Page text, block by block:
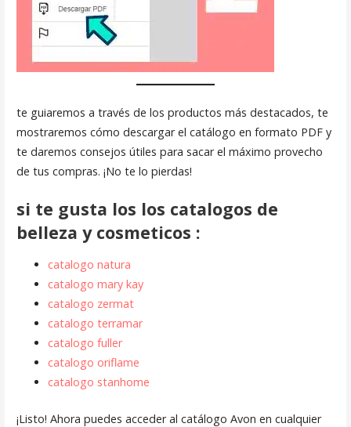
te guiaremos a través de los productos más destacados, te
mostraremos cómo descargar el catálogo en formato PDF y
te daremos consejos útiles para sacar el máximo provecho
de tus compras. ¡No te lo pierdas!
si te gusta los los catalogos de
belleza y cosmeticos :
catalogo natura
catalogo mary kay
catalogo zermat
catalogo terramar
catalogo fuller
catalogo oriflame
catalogo stanhome
¡Listo! Ahora puedes acceder al catálogo Avon en cualquier